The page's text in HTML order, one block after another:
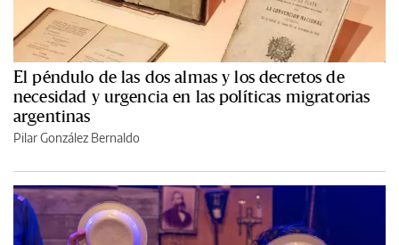
El péndulo de las dos almas y los decretos de
necesidad y urgencia en las políticas migratorias
argentinas
Pilar González Bernaldo